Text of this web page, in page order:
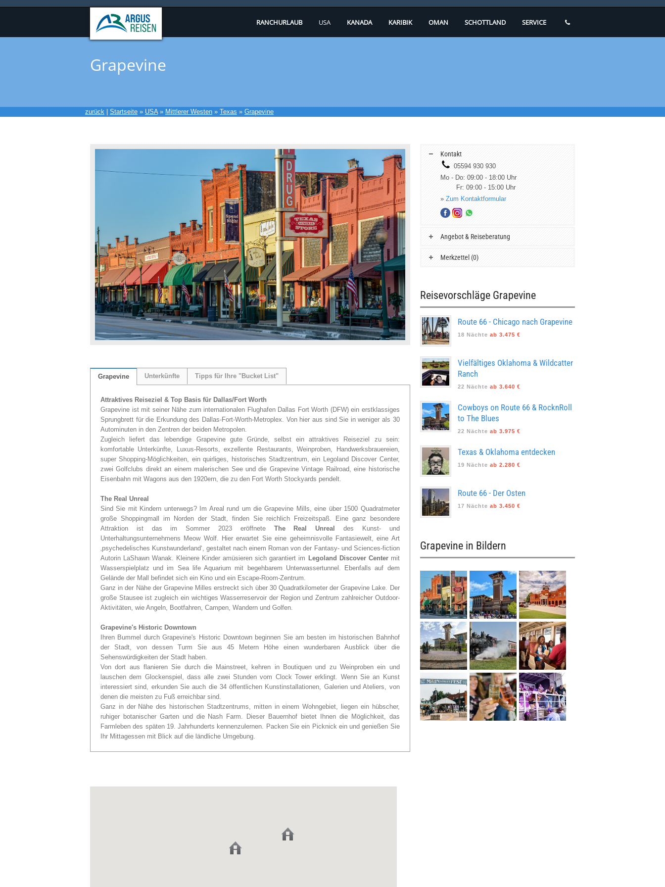
RANCHURLAUB USA KANADA KARIBIK OMAN SCHOTTLAND SERVICE
Grapevine
zurück Startseite » USA» Mittlerer Westen » Texas » Grapevine
Grapevine Unterkünfte Tipps für Ihre "Bucket List"
Attraktives Reiseziel & Top Basis für Dallas/Fort Worth
Grapevine ist mit seiner Nähe zum internationalen Flughafen Dallas Fort Worth (DFW) ein erstklassiges
Sprungbrett für die Erkundung des Dallas-Fort-Worth-Metroplex. Von hier aus sind Sie in weniger als 30
Autominuten in den Zentren der beiden Metropolen.
Zugleich liefert das lebendige Grapevine gute Gründe, selbst ein attraktives Reiseziel zu sein:
komfortable Unterkünfte, Luxus-Resorts, exzellente Restaurants, Weinproben, Handwerksbrauereien,
super Shopping-Möglichkeiten, ein quirliges, historisches Stadtzentrum, ein Legoland Discover Center,
zwei Golfclubs direkt an einem malerischen See und die Grapevine Vintage Railroad, eine historische
Eisenbahn mit Wagons aus den 1920ern, die zu den Fort Worth Stockyards pendelt.
The Real Unreal
Sind Sie mit Kindern unterwegs? Im Areal rund um die Grapevine Mills, eine über 1500 Quadratmeter
große Shoppingmall im Norden der Stadt, finden Sie reichlich Freizeitspaß. Eine ganz besondere
Attraktion ist das im Sommer 2023 eröffnete The Real Unreal
des Kunst- und
Unterhaltungsunternehmens Meow Wolf. Hier erwartet Sie eine geheimnisvolle Fantasiewelt, eine Art
‚psychedelisches Kunstwunderland‘, gestaltet nach einem Roman von der Fantasy- und Sciences-fiction
Autorin LaShawn Wanak. Kleinere Kinder amüsieren sich garantiert im Legoland Discover Centermit
Wasserspielplatz und im Sea life Aquarium mit begehbarem Unterwassertunnel. Ebenfalls auf dem
Gelände der Mall befindet sich ein Kino und ein Escape-Room-Zentrum.
Ganz in der Nähe der Grapevine Milles erstreckt sich über 30 Quadratkilometer der Grapevine Lake. Der
große Stausee ist zugleich ein wichtiges Wasserreservoir der Region und Zentrum zahlreicher Outdoor-
Aktivitäten, wie Angeln, Bootfahren, Campen, Wandern und Golfen.
Grapevine's Historic Downtown
Ihren Bummel durch Grapevine's Historic Downtown beginnen Sie am besten im historischen Bahnhof
der Stadt, von dessen Turm Sie aus 45 Metern Höhe einen wunderbaren Ausblick über die
Sehenswürdigkeiten der Stadt haben.
Von dort aus flanieren Sie durch die Mainstreet, kehren in Boutiquen und zu Weinproben ein und
lauschen dem Glockenspiel, dass alle zwei Stunden vom Clock Tower erklingt. Wenn Sie an Kunst
interessiert sind, erkunden Sie auch die 34 öffentlichen Kunstinstallationen, Galerien und Ateliers, von
denen die meisten zu Fuß erreichbar sind.
Ganz in der Nähe des historischen Stadtzentrums, mitten in einem Wohngebiet, liegen ein hübscher,
ruhiger botanischer Garten und die Nash Farm. Dieser Bauernhof bietet Ihnen die Möglichkeit, das
Farmleben des späten 19. Jahrhunderts kennenzulernen. Packen Sie ein Picknick ein und genießen Sie
Ihr Mittagessen mit Blick auf die ländliche Umgebung.
Kontakt
05594 930 930
Mo - Do: 09:00 - 18:00 Uhr
Fr: 09:00 - 15:00 Uhr
» Zum Kontaktformular
Angebot & Reiseberatung
Merkzettel (0)
Reisevorschläge Grapevine
Route 66 - Chicago nach Grapevine
18 Nächte ab 3.475 €
Vielfältiges Oklahoma & Wildcatter
Ranch
22 Nächte ab 3.640 €
Cowboys on Route 66 & RocknRoll
to The Blues
22 Nächte ab 3.975 €
Texas & Oklahoma entdecken
19 Nächte ab 2.280 €
Route 66 - Der Osten
17 Nächte ab 3.450 €
Grapevine in Bildern